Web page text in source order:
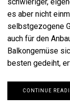
schwieriger,
es aber nicht
selbstgezogene
auch für den
Balkongemüse
besten gedeiht,
CONTINUE